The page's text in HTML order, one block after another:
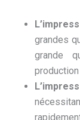
grandes
grande
production